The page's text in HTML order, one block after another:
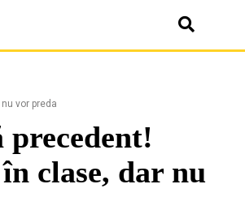
vor preda
clase, dar nu